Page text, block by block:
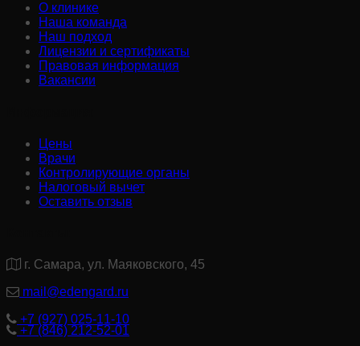
О клинике
Наша команда
Наш подход
Лицензии и сертификаты
Правовая информация
Вакансии
Цены
Врачи
Контролирующие органы
Налоговый вычет
Оставить отзыв
г. Самара, ул. Маяковского, 45
mail@edengard.ru
+7 (927) 025-11-10
+7 (846) 212-52-01